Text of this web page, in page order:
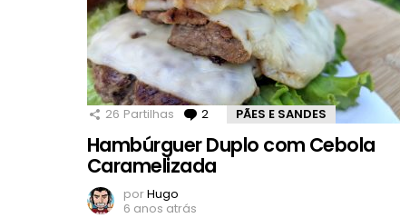
26 Partilhas 2 Comentários
PÃES E SANDES
Hambúrguer Duplo com Cebola
Caramelizada
porHugo
6 anos atrás